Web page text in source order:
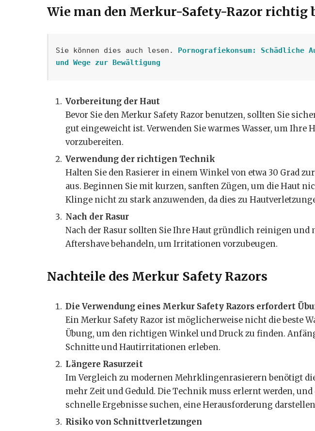
Wie man den Merkur-Safety-Razor richtig
Sie können dies auch lesen.
Pornografiekonsum: Schädliche
und Wege zur Bewältigung
Vorbereitung der Haut
Bevor Sie den Merkur Safety Razor benutzen, sollten Sie
gut eingeweicht ist. Verwenden Sie warmes Wasser, um Ihre
vorzubereiten.
Verwendung der richtigen Technik
Halten Sie den Rasierer in einem Winkel von etwa 30 Grad
aus. Beginnen Sie mit kurzen, sanften Zügen, um die Haut
Klinge nicht zu stark anzuwenden, da dies zu
Nach der Rasur
Nach der Rasur sollten Sie Ihre Haut gründlich reinigen und
Aftershave behandeln, um Irritationen vorzubeugen.
Nachteile des Merkur Safety Razors
Die Verwendung eines Merkur Safety Razors erfordert
Ein Merkur Safety Razor ist möglicherweise nicht die beste
Übung, um den richtigen Winkel und Druck zu finden.
Schnitte und Hautirritationen erleben.
Längere Rasurzeit
Im Vergleich zu modernen Mehrklingenrasierern benötigt
mehr Zeit und Geduld. Die Technik muss erlernt werden,
schnelle Ergebnisse suchen, eine Herausforderung
Risiko von Schnittverletzungen